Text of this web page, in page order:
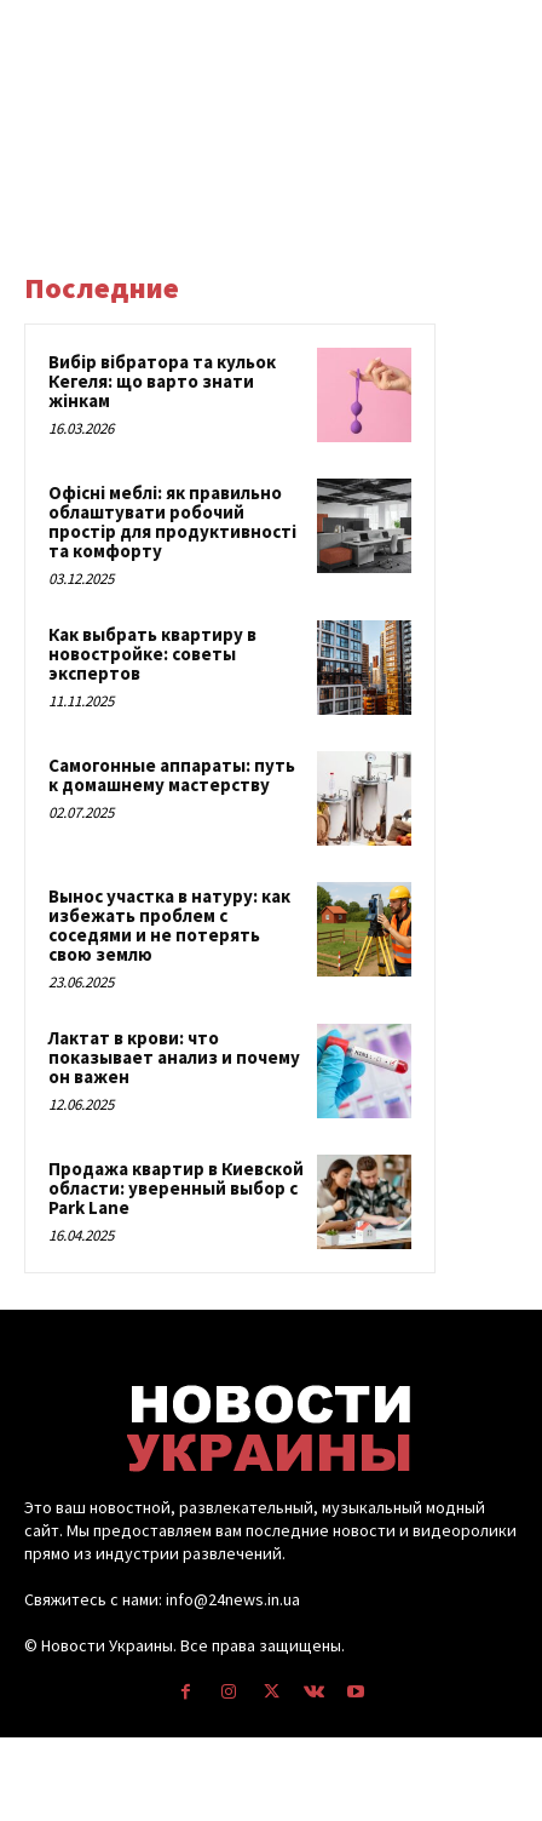
Последние
Вибір вібратора та кульок
Кегеля: що варто знати
жінкам
16.03.2026
Офісні меблі: як правильно
облаштувати робочий
простір для продуктивності
та комфорту
03.12.2025
Как выбрать квартиру в
новостройке: советы
экспертов
11.11.2025
Самогонные аппараты: путь
к домашнему мастерству
02.07.2025
Вынос участка в натуру: как
избежать проблем с
соседями и не потерять
свою землю
23.06.2025
Лактат в крови: что
показывает анализ и почему
он важен
12.06.2025
Продажа квартир в Киевской
области: уверенный выбор с
Park Lane
16.04.2025
Это ваш новостной, развлекательный, музыкальный модный
сайт. Мы предоставляем вам последние новости и видеоролики
прямо из индустрии развлечений.
Свяжитесь с нами: info@24news.in.ua
© Новости Украины. Все права защищены.